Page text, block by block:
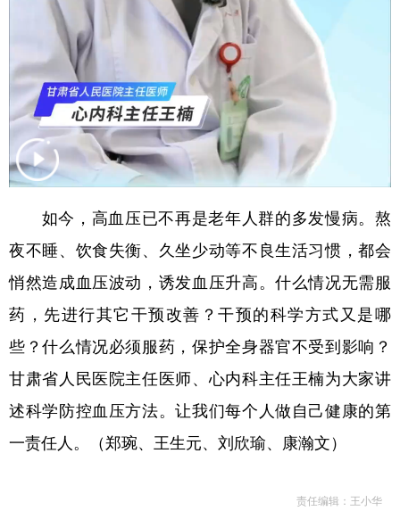
如今，高血压已不再是老年人群的多发慢病。熬
夜不睡、饮食失衡、久坐少动等不良生活习惯，都会
悄然造成血压波动，诱发血压升高。什么情况无需服
药，先进行其它干预改善？干预的科学方式又是哪
些？什么情况必须服药，保护全身器官不受到影响？
甘肃省人民医院主任医师、心内科主任王楠为大家讲
述科学防控血压方法。让我们每个人做自己健康的第
一责任人。（郑琬、王生元、刘欣瑜、康瀚文）
责任编辑：王小华